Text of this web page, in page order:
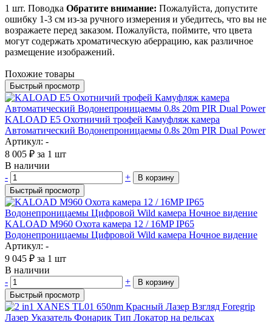
1 шт. Поводка Обратите внимание: Пожалуйста, допустите
ошибку 1-3 см из-за ручного измерения и убедитесь, что вы не
возражаете перед заказом. Пожалуйста, поймите, что цвета
могут содержать хроматическую аберрацию, как различное
размещение изображений.
Похожие товары
Быстрый просмотр
KALOAD E5 Охотничий трофей Камуфляж камера
Автоматический Водонепроницаемы 0.8s 20m PIR Dual Power
Артикул: -
8 005 ₽ за 1 шт
В наличии
-
+
В корзину
Быстрый просмотр
KALOAD M960 Охота камера 12 / 16MP IP65
Водонепроницаемы Цифровой Wild камера Ночное видение
Артикул: -
9 045 ₽ за 1 шт
В наличии
-
+
В корзину
Быстрый просмотр